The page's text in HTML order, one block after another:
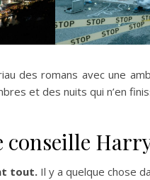
des romans avec une
et des nuits qui n’en
conseille
tout. Il y a quelque chose